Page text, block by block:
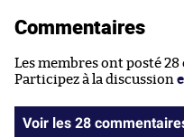
Commentaires
Les membres ont posté
Participez à la discussion
Voir les 28